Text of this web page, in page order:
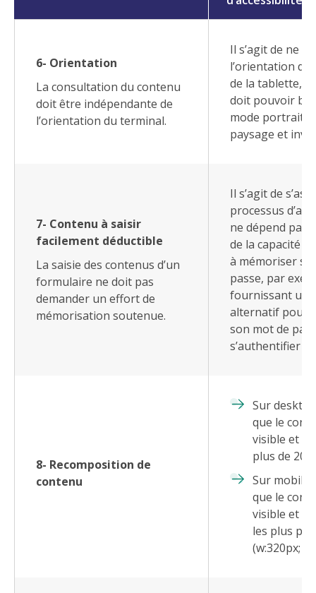
6- Orientation
La consultation du contenu
doit être indépendante de
l’orientation du terminal.
Il s’agit de ne
l’orientation du
de la tablette,
doit pouvoir
mode portrait
paysage et
7- Contenu à saisir
facilement déductible
La saisie des contenus d’un
formulaire ne doit pas
demander un effort de
mémorisation soutenue.
Il s’agit de
processus
ne dépend pas
de la capacité
à mémoriser
passe, par
fournissant un
alternatif pour
son mot de
s’authentifier
8- Recomposition de
contenu
Sur
que le
visible et
plus de
Sur mobile
que le
visible et
les plus
(w:320px;